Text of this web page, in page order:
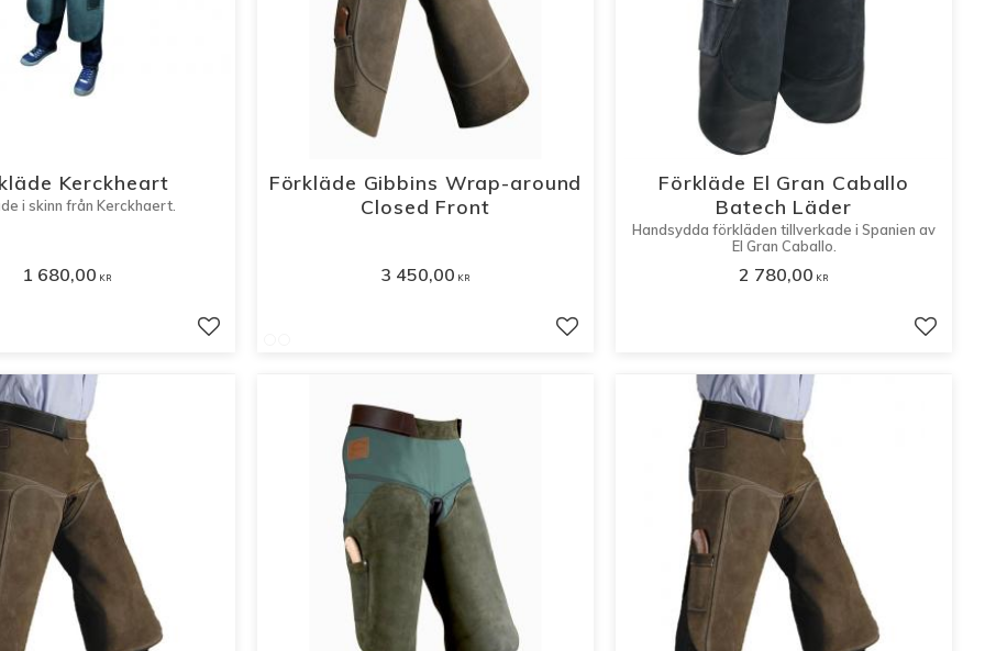
Kerckheart
Förkläde i skinn från Kerckhaert.
1 680,00 KR
Lägg till i favoriter
Förkläde Gibbins Wrap-around
Closed Front
3 450,00 KR
Lägg till i favoriter
Förkläde El Gran Caballo
Batech Läder
​Handsydda förkläden tillverkade i Spanien av
El Gran Caballo.
2 780,00 KR
Lägg